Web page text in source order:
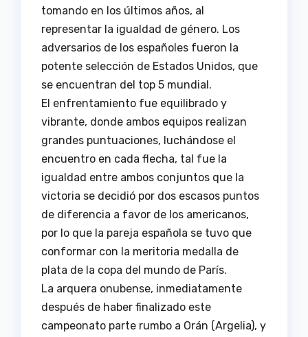
tomando en los últimos años, al
representar la igualdad de género. Los
adversarios de los españoles fueron la
potente selección de Estados Unidos, que
se encuentran del top 5 mundial.
El enfrentamiento fue equilibrado y
vibrante, donde ambos equipos realizan
grandes puntuaciones, luchándose el
encuentro en cada flecha, tal fue la
igualdad entre ambos conjuntos que la
victoria se decidió por dos escasos puntos
de diferencia a favor de los americanos,
por lo que la pareja española se tuvo que
conformar con la meritoria medalla de
plata de la copa del mundo de París.
La arquera onubense, inmediatamente
después de haber finalizado este
campeonato parte rumbo a Orán (Argelia), y